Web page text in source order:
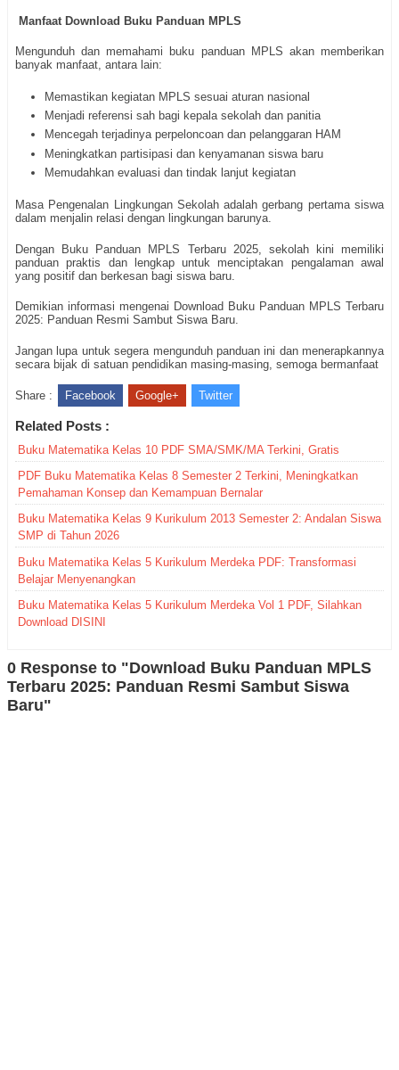
Manfaat Download Buku Panduan MPLS
Mengunduh dan memahami buku panduan MPLS akan memberikan
banyak manfaat, antara lain:
Memastikan kegiatan MPLS sesuai aturan nasional
Menjadi referensi sah bagi kepala sekolah dan panitia
Mencegah terjadinya perpeloncoan dan pelanggaran HAM
Meningkatkan partisipasi dan kenyamanan siswa baru
Memudahkan evaluasi dan tindak lanjut kegiatan
Masa Pengenalan Lingkungan Sekolah adalah gerbang pertama siswa
dalam menjalin relasi dengan lingkungan barunya.
Dengan Buku Panduan MPLS Terbaru 2025, sekolah kini memiliki
panduan praktis dan lengkap untuk menciptakan pengalaman awal
yang positif dan berkesan bagi siswa baru.
Demikian informasi mengenai Download Buku Panduan MPLS Terbaru
2025: Panduan Resmi Sambut Siswa Baru.
Jangan lupa untuk segera mengunduh panduan ini dan menerapkannya
secara bijak di satuan pendidikan masing-masing, semoga bermanfaat
Share : Facebook Google+ Twitter
Related Posts :
Buku Matematika Kelas 10 PDF SMA/SMK/MA Terkini, Gratis
PDF Buku Matematika Kelas 8 Semester 2 Terkini, Meningkatkan
Pemahaman Konsep dan Kemampuan Bernalar
Buku Matematika Kelas 9 Kurikulum 2013 Semester 2: Andalan Siswa
SMP di Tahun 2026
Buku Matematika Kelas 5 Kurikulum Merdeka PDF: Transformasi
Belajar Menyenangkan
Buku Matematika Kelas 5 Kurikulum Merdeka Vol 1 PDF, Silahkan
Download DISINI
0 Response to "Download Buku Panduan MPLS
Terbaru 2025: Panduan Resmi Sambut Siswa
Baru"